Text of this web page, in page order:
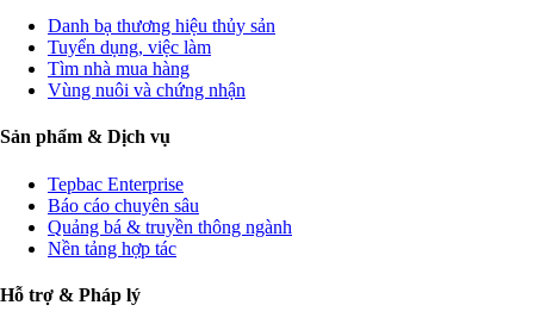
Danh bạ thương hiệu thủy sản
Tuyển dụng, việc làm
Tìm nhà mua hàng
Vùng nuôi và chứng nhận
Sản phẩm & Dịch vụ
Tepbac Enterprise
Báo cáo chuyên sâu
Quảng bá & truyền thông ngành
Nền tảng hợp tác
Hỗ trợ & Pháp lý